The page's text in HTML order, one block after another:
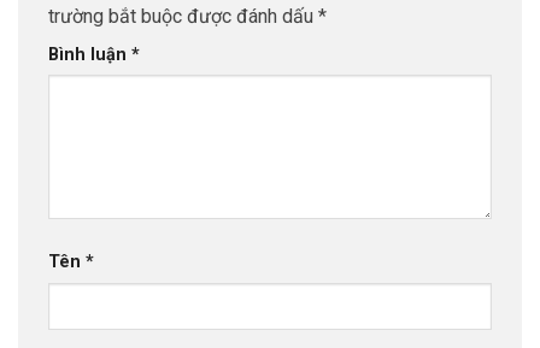
trường bắt buộc được đánh dấu *
Bình luận *
Tên *